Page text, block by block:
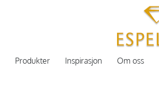
Produkter Inspirasjon Om oss